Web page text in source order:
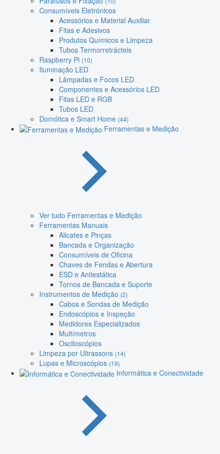
Consumíveis Eletrónicos
Acessórios e Material Auxiliar
Fitas e Adesivos
Produtos Químicos e Limpeza
Tubos Termorretrácteis
Raspberry Pi (10)
Iluminação LED
Lâmpadas e Focos LED
Componentes e Acessórios LED
Fitas LED e RGB
Tubos LED
Domótica e Smart Home (44)
Ferramentas e Medição
Ver tudo Ferramentas e Medição
Ferramentas Manuais
Alicates e Pinças
Bancada e Organização
Consumíveis de Oficina
Chaves de Fendas e Abertura
ESD e Antiestática
Tornos de Bancada e Suporte
Instrumentos de Medição (2)
Cabos e Sondas de Medição
Endoscópios e Inspeção
Medidores Especializados
Multímetros
Osciloscópios
Limpeza por Ultrassons (14)
Lupas e Microscópios (19)
Informática e Conectividade